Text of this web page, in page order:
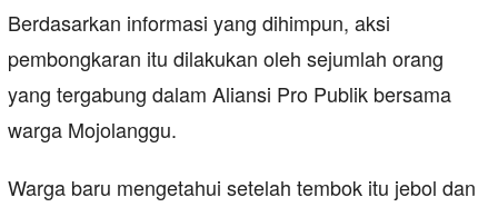
Berdasarkan informasi yang dihimpun, aksi
pembongkaran itu dilakukan oleh sejumlah orang
yang tergabung dalam Aliansi Pro Publik bersama
warga Mojolanggu.
Warga baru mengetahui setelah tembok itu jebol dan